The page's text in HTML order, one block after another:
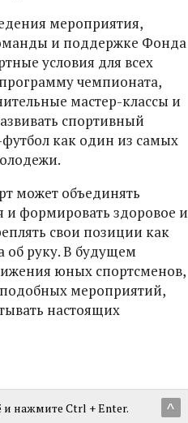
мероприятия,
и поддержке Фонда
условия для всех
чемпионата,
мастер-классы и
спортивный
как один из самых
может объединять
и формировать здоровое и
свои позиции как
об руку. В будущем
юных спортсменов,
мероприятий,
настоящих
^
и нажмите Ctrl + Enter.